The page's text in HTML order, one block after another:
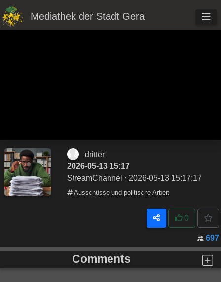
Mediathek der Stadt Gera
dritter
2026-05-13 15:17
StreamChannel ⋅ 2026-05-13 15:17:17
Ausschüsse und politische Arbeit
0
697
Comments